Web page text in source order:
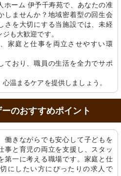
ホーム 伊予千寿苑で、あなたの准
しませんか？地域密着型の回生会
さを大切にする当施設では、未経
も大歓迎です。
家庭と仕事を両立させやすい環
ており、職員の生活を全力でサポ
温まるケアを提供しましょう。
のおすすめポイント
働きながらでも安心して子どもを
事と育児の両立を支援し、スタッ
第一に考える職場です。家庭と仕
にしたい方にぴったりの求人で